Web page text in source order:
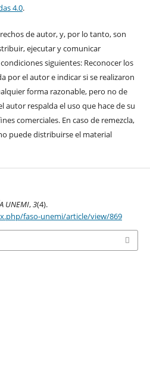
4.0.
de autor, y, por lo tanto, son
ejecutar y comunicar
siguientes: Reconocer los
por el autor e indicar si se realizaron
forma razonable, pero no de
autor respalda el uso que hace de su
comerciales. En caso de remezcla,
puede distribuirse el material
UNEMI,3(4).
faso-unemi/article/view/869